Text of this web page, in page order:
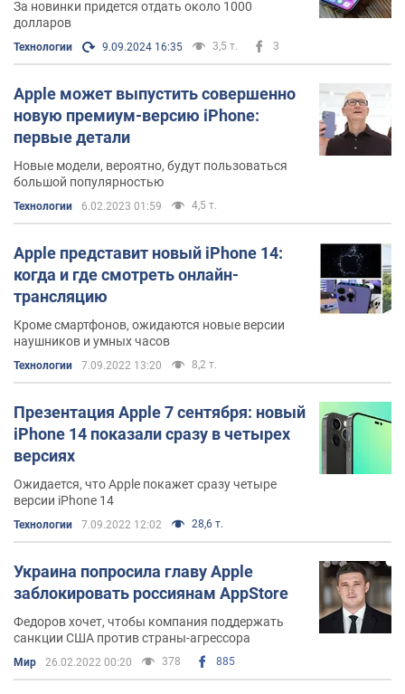
За новинки придется отдать около 1000
долларов
Технологии 9.09.2024 16:35 3,5 т. 3
Apple может выпустить совершенно
новую премиум-версию iPhone:
первые детали
Новые модели, вероятно, будут пользоваться
большой популярностью
Технологии 6.02.2023 01:59 4,5 т.
Apple представит новый iPhone 14:
когда и где смотреть онлайн-
трансляцию
Кроме смартфонов, ожидаются новые версии
наушников и умных часов
Технологии 7.09.2022 13:20 8,2 т.
Презентация Apple 7 сентября: новый
iPhone 14 показали сразу в четырех
версиях
Ожидается, что Apple покажет сразу четыре
версии iPhone 14
Технологии 7.09.2022 12:02 28,6 т.
Украина попросила главу Apple
заблокировать россиянам AppStore
Федоров хочет, чтобы компания поддержать
санкции США против страны-агрессора
Мир 26.02.2022 00:20 378 885